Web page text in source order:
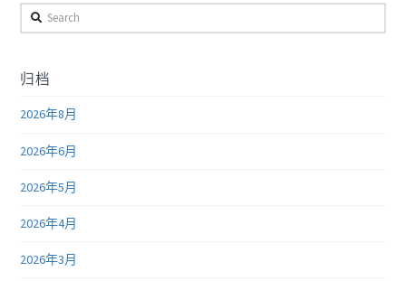
Search
归档
2026年8月
2026年6月
2026年5月
2026年4月
2026年3月